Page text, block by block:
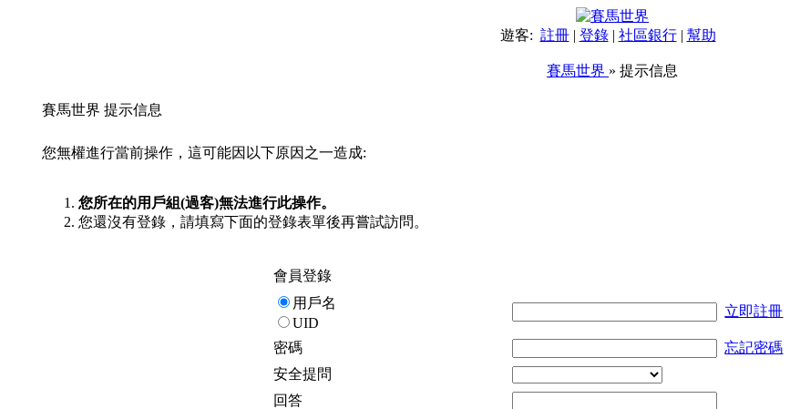
遊客: 註冊| 登錄| 社區銀行| 幫助
賽馬世界 » 提示信息
賽馬世界 提示信息
您無權進行當前操作，這可能因以下原因之一造成:
您所在的用戶組(過客)無法進行此操作。
您還沒有登錄，請填寫下面的登錄表單後再嘗試訪問。
會員登錄
用戶名
UID
立即註冊
密碼
忘記密碼
安全提問
回答